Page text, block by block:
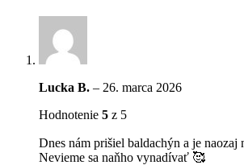
Lucka B. – 26. marca 2026
Hodnotenie 5 z 5
Dnes nám prišiel baldachýn a je naozaj
Nevieme sa naňho vynadívať 🥰